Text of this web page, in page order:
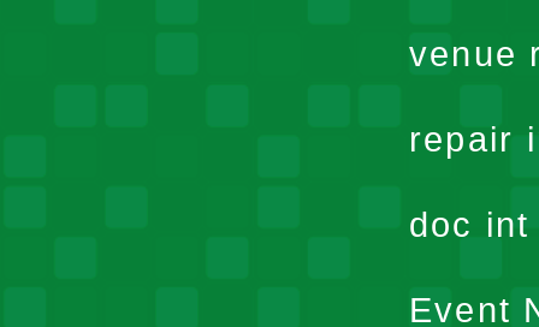
venue
repair
doc
Event